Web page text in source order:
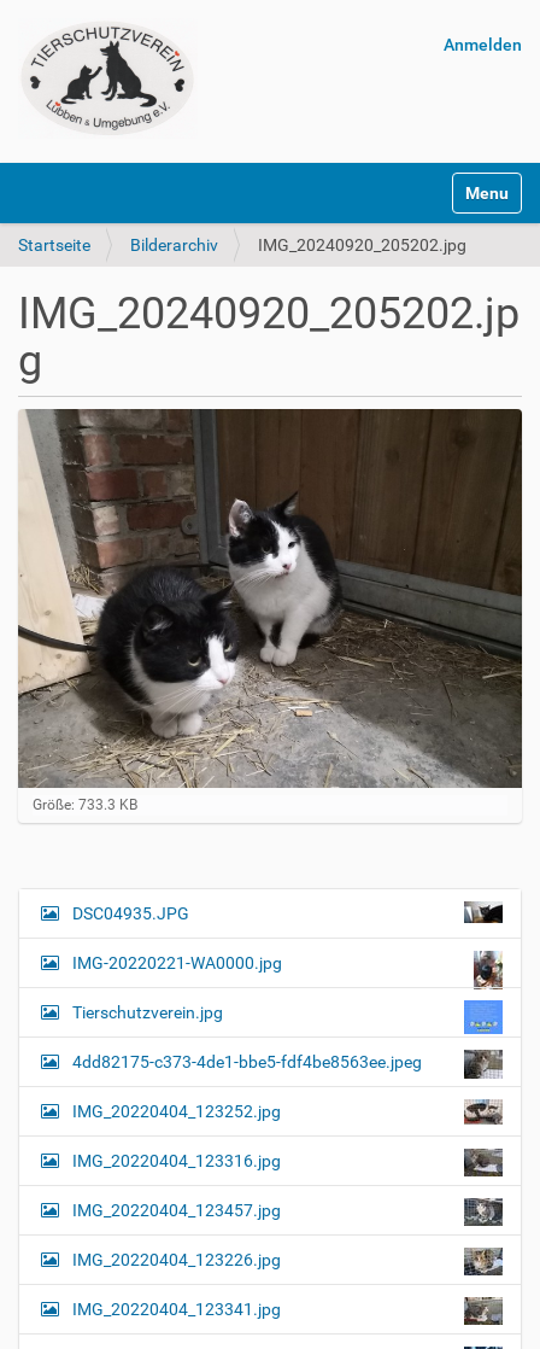
Anmelden
Startseite Bilderarchiv IMG_20240920_205202.jpg
IMG_20240920_205202.jp
g
Z
e
i
l
e
…
Größe: 733.3 KB
N
v
i
g
a
t
i
o
n
DSC04935.JPG
IMG-20220221-WA0000.jpg
Tierschutzverein.jpg
4dd82175-c373-4de1-bbe5-fdf4be8563ee.jpeg
IMG_20220404_123252.jpg
IMG_20220404_123316.jpg
IMG_20220404_123457.jpg
IMG_20220404_123226.jpg
IMG_20220404_123341.jpg